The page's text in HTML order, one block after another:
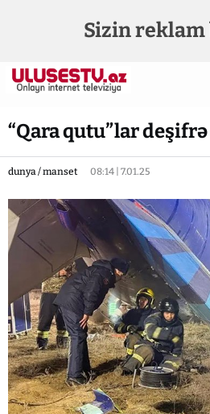
Sizin reklam
“Qara qutu”lar
dunya / manset 08:14 | 7.01.25